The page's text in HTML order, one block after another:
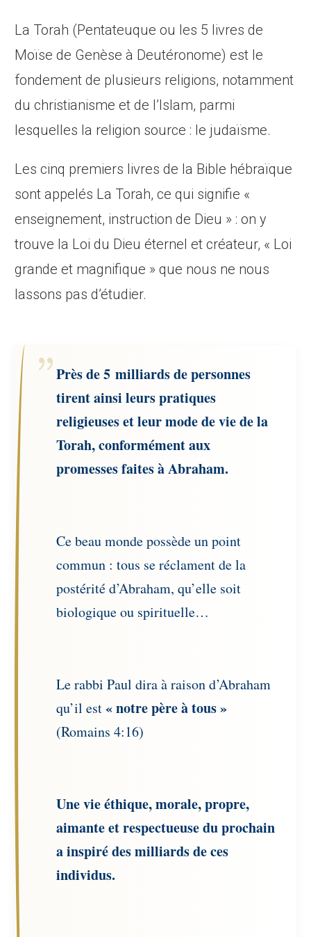
La Torah (Pentateuque ou les 5 livres de
Moïse de Genèse à Deutéronome) est le
fondement de plusieurs religions, notamment
du christianisme et de l’Islam, parmi
lesquelles la religion source : le judaïsme.
Les cinq premiers livres de la Bible hébraïque
sont appelés La Torah, ce qui signifie «
enseignement, instruction de Dieu » : on y
trouve la Loi du Dieu éternel et créateur, « Loi
grande et magnifique » que nous ne nous
lassons pas d’étudier.
Près de 5 milliards de personnes
tirent ainsi leurs pratiques
religieuses et leur mode de vie de la
Torah, conformément aux
promesses faites à Abraham.
Ce beau monde possède un point
commun : tous se réclament de la
postérité d’Abraham, qu’elle soit
biologique ou spirituelle…
Le rabbi Paul dira à raison d’Abraham
qu’il est«notre père à tous »
(Romains 4:16)
Une vie éthique, morale, propre,
aimante et respectueuse du prochain
a inspiré des milliards de ces
individus.